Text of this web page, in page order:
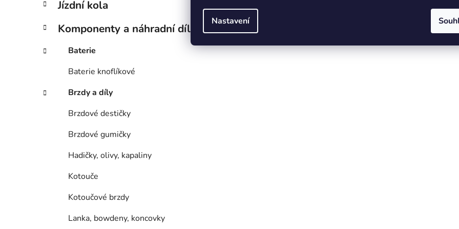
Nastavení
Jízdní kola
Komponenty a náhradní díly
Baterie
Baterie knoflíkové
Brzdy a díly
Brzdové destičky
Brzdové gumičky
Hadičky, olivy, kapaliny
Kotouče
Kotoučové brzdy
Lanka, bowdeny, koncovky